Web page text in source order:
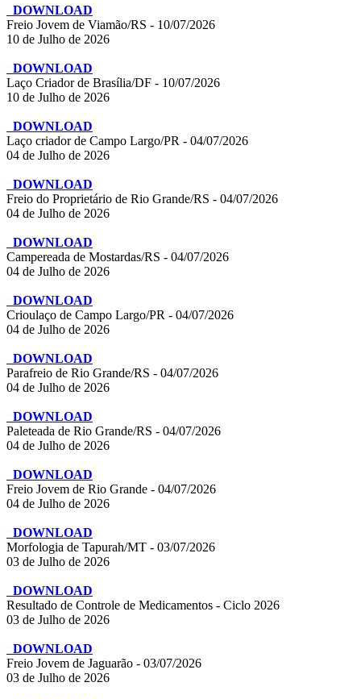
DOWNLOAD
Freio Jovem de Viamão/RS - 10/07/2026
10 de Julho de 2026
DOWNLOAD
Laço Criador de Brasília/DF - 10/07/2026
10 de Julho de 2026
DOWNLOAD
Laço criador de Campo Largo/PR - 04/07/2026
04 de Julho de 2026
DOWNLOAD
Freio do Proprietário de Rio Grande/RS - 04/07/2026
04 de Julho de 2026
DOWNLOAD
Campereada de Mostardas/RS - 04/07/2026
04 de Julho de 2026
DOWNLOAD
Crioulaço de Campo Largo/PR - 04/07/2026
04 de Julho de 2026
DOWNLOAD
Parafreio de Rio Grande/RS - 04/07/2026
04 de Julho de 2026
DOWNLOAD
Paleteada de Rio Grande/RS - 04/07/2026
04 de Julho de 2026
DOWNLOAD
Freio Jovem de Rio Grande - 04/07/2026
04 de Julho de 2026
DOWNLOAD
Morfologia de Tapurah/MT - 03/07/2026
03 de Julho de 2026
DOWNLOAD
Resultado de Controle de Medicamentos - Ciclo 2026
03 de Julho de 2026
DOWNLOAD
Freio Jovem de Jaguarão - 03/07/2026
03 de Julho de 2026